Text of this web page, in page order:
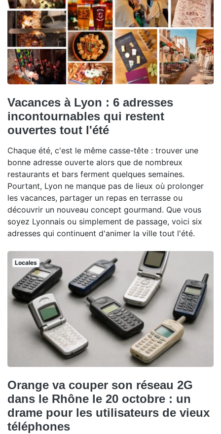
Vacances à Lyon : 6 adresses
incontournables qui restent
ouvertes tout l'été
Chaque été, c'est le même casse-tête : trouver une
bonne adresse ouverte alors que de nombreux
restaurants et bars ferment quelques semaines.
Pourtant, Lyon ne manque pas de lieux où prolonger
les vacances, partager un repas en terrasse ou
découvrir un nouveau concept gourmand. Que vous
soyez Lyonnais ou simplement de passage, voici six
adresses qui continuent d'animer la ville tout l'été.
Locales
Orange va couper son réseau 2G
dans le Rhône le 20 octobre : un
drame pour les utilisateurs de vieux
téléphones